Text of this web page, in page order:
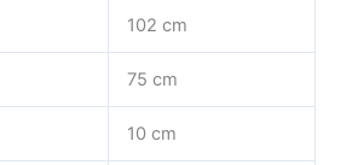
102 cm
75 cm
10 cm